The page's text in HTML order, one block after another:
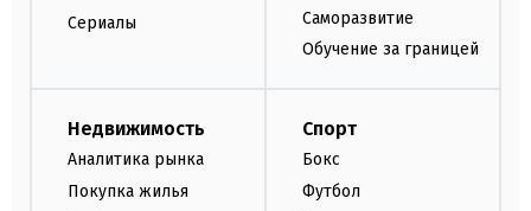
Сериалы
Саморазвитие
Обучение за границей
Недвижимость
Аналитика рынка
Покупка жилья
Спорт
Бокс
Футбол